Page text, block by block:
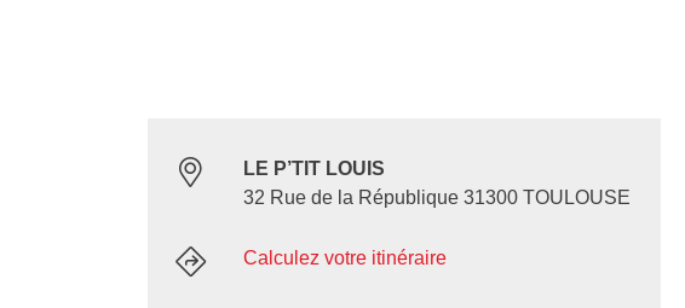
LE P’TIT LOUIS
32 Rue de la République 31300 TOULOUSE
Calculez votre itinéraire